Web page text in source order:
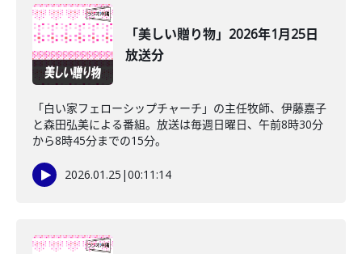
「美しい贈り物」2026年1月25日
放送分
「白い家フェローシップチャーチ」の主任牧師、伊藤嘉子
と森田弘美による番組。放送は毎週日曜日、午前8時30分
から8時45分までの15分。
2026.01.25 |00:11:14